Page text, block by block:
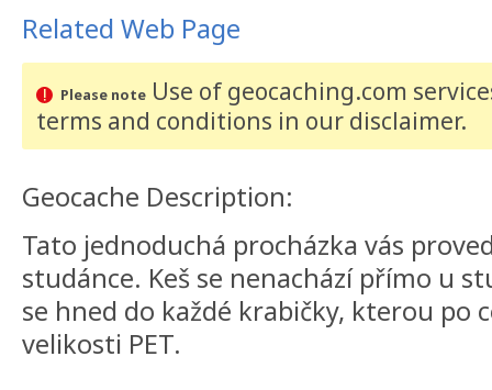
Related Web Page
Please noteUse of geocaching.com
terms and conditions in our disclaimer.
Geocache Description:
Tato jednoduchá procházka vás
studánce. Keš se nenachází přímo u
se hned do každé krabičky, kterou po
velikosti PET.